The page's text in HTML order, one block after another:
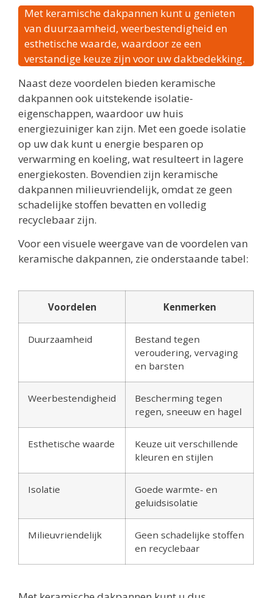
Met keramische dakpannen kunt u genieten
van duurzaamheid, weerbestendigheid en
esthetische waarde, waardoor ze een
verstandige keuze zijn voor uw dakbedekking.
Naast deze voordelen bieden keramische
dakpannen ook uitstekende isolatie-
eigenschappen, waardoor uw huis
energiezuiniger kan zijn. Met een goede isolatie
op uw dak kunt u energie besparen op
verwarming en koeling, wat resulteert in lagere
energiekosten. Bovendien zijn keramische
dakpannen milieuvriendelijk, omdat ze geen
schadelijke stoffen bevatten en volledig
recyclebaar zijn.
Voor een visuele weergave van de voordelen van
keramische dakpannen, zie onderstaande tabel:
Voordelen Kenmerken
Duurzaamheid
Bestand tegen
veroudering, vervaging
en barsten
Weerbestendigheid
Bescherming tegen
regen, sneeuw en hagel
Esthetische waarde
Keuze uit verschillende
kleuren en stijlen
Isolatie
Goede warmte- en
geluidsisolatie
Milieuvriendelijk
Geen schadelijke stoffen
en recyclebaar